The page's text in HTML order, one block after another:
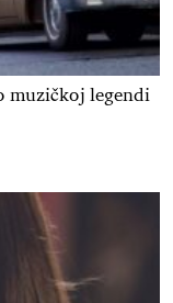
muzičkoj legendi